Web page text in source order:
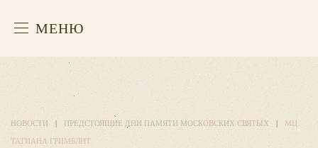
МЕНЮ
НОВОСТИ ПРЕДСТОЯЩИЕ ДНИ ПАМЯТИ МОСКОВСКИХ СВЯТЫХ
МЦ.
ТАТИАНА ГРИМБЛИТ